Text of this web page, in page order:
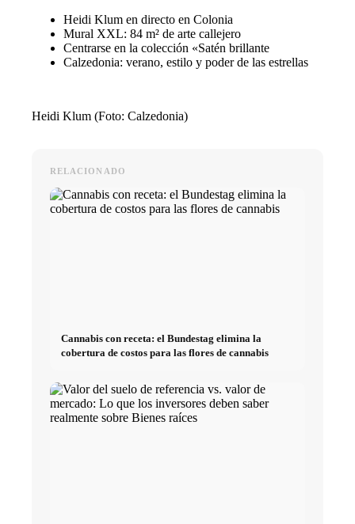
Heidi Klum en directo en Colonia
Mural XXL: 84 m² de arte callejero
Centrarse en la colección «Satén brillante
Calzedonia: verano, estilo y poder de las estrellas
Heidi Klum (Foto: Calzedonia)
RELACIONADO
Cannabis con receta: el Bundestag elimina la
cobertura de costos para las flores de cannabis